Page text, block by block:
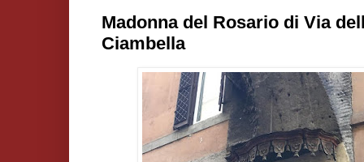
Madonna del Rosario di Via
Ciambella